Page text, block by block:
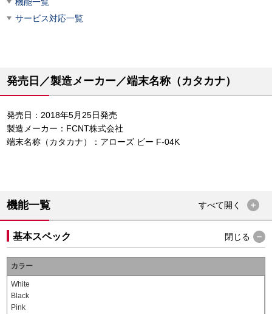
サービス対応一覧
発売日／製造メーカー／端末名称（カタカナ）
発売日：2018年5月25日発売
製造メーカー：FCNT株式会社
端末名称（カタカナ）：アローズ ビー F-04K
機能一覧 すべて開く
基本スペック 閉じる
カラー
White
Black
Pink